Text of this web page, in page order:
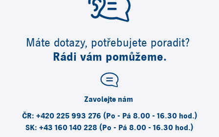
Máte dotazy, potřebujete poradit?
Rádi vám pomůžeme.
Zavolejte nám
ČR: +420 225 993 276 (Po - Pá 8.00 - 16.30 hod.)
SK: +43 160 140 228 (Po - Pá 8.00 - 16.30 hod.)